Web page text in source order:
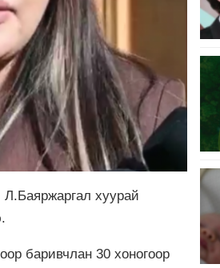
Л.Баяржаргал хуурай
баривчлан 30 хоногоор